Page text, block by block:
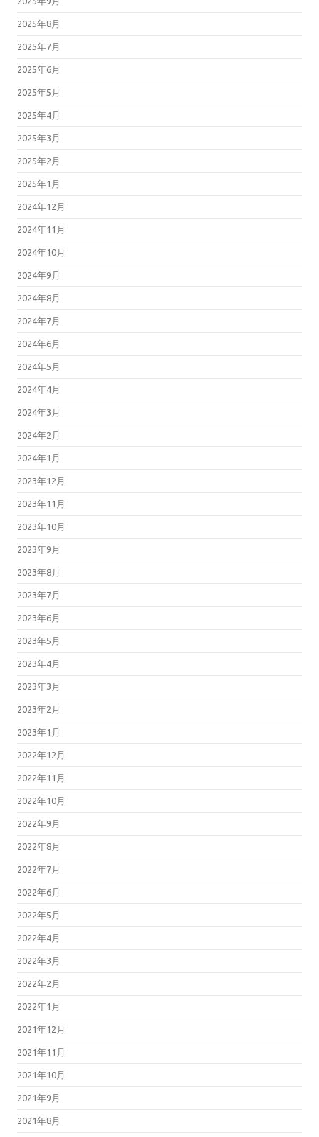
2025年8月
2025年7月
2025年6月
2025年5月
2025年4月
2025年3月
2025年2月
2025年1月
2024年12月
2024年11月
2024年10月
2024年9月
2024年8月
2024年7月
2024年6月
2024年5月
2024年4月
2024年3月
2024年2月
2024年1月
2023年12月
2023年11月
2023年10月
2023年9月
2023年8月
2023年7月
2023年6月
2023年5月
2023年4月
2023年3月
2023年2月
2023年1月
2022年12月
2022年11月
2022年10月
2022年9月
2022年8月
2022年7月
2022年6月
2022年5月
2022年4月
2022年3月
2022年2月
2022年1月
2021年12月
2021年11月
2021年10月
2021年9月
2021年8月